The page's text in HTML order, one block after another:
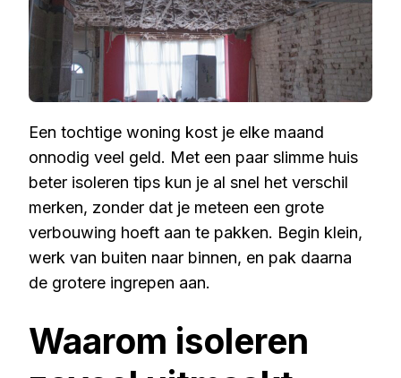
Een tochtige woning kost je elke maand
onnodig veel geld. Met een paar slimme huis
beter isoleren tips kun je al snel het verschil
merken, zonder dat je meteen een grote
verbouwing hoeft aan te pakken. Begin klein,
werk van buiten naar binnen, en pak daarna
de grotere ingrepen aan.
Waarom isoleren